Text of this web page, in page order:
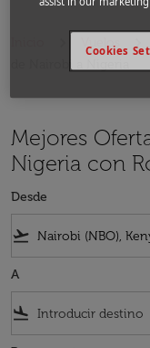
Vuelos
Mejores
Nigeria con
Desde
flight_takeoff
A
flight_land
Cookies